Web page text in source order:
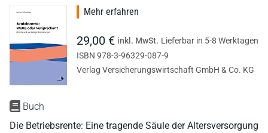
Buch
Die Betriebsrente: Eine tragende Säule der Altersversorgung
Mehr erfahren
29,00 € inkl. MwSt. Lieferbar in 5-8 Werktagen
ISBN 978-3-96329-087-9
Verlag Versicherungswirtschaft GmbH & Co. KG